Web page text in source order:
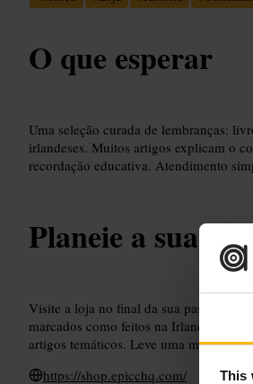
This
O que esperar
Uma seleção curada de lembranças:
irlandeses. Muitos artigos explicam o
recordação educativa. Atendimento
Planeie a sua
Visite a loja no final da sua passagem
marcados como feitos na Irlanda se
artigos temáticos. Leve uma mala
https://shop.epicchq.com/